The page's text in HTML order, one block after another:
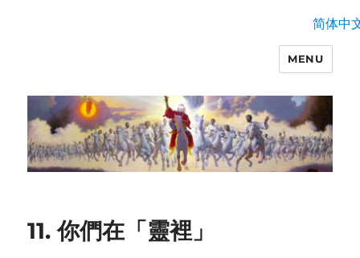
MENU
11. 你們在「靈裡」
简体中